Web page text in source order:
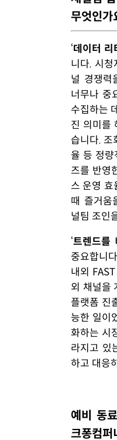
무엇인가
‘데이터
니다. 시청
널 경쟁력
너무나 중
수집하는
진 의미를
습니다. 조
율 등 정량
즈를 반영
스 운영 효
때 즐거움
널팀 조인
‘트렌드를
중요합니
내외
외 채널을
플랫폼 진
능한 일이
화하는 시
라지고 있
하고 대응
예비 동
크퐁컴